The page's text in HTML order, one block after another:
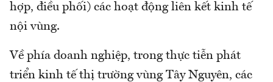
hợp, điều phối) các hoạt động liên kết kinh tế
nội vùng.
Về phía doanh nghiệp, trong thực tiễn phát
triển kinh tế thị trường vùng Tây Nguyên, các